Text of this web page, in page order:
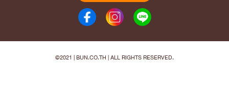
©2021 | BUN.CO.TH | ALL RIGHTS RESERVED.